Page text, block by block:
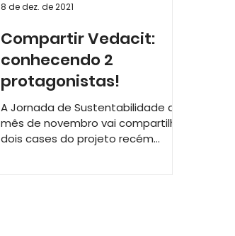
Compartir Vedacit:
conhecendo 2
protagonistas!
A Jornada de Sustentabilidade do
mês de novembro vai compartilhar
dois cases do projeto recém
8 de dez. de 2021